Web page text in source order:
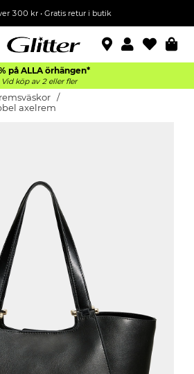
300 kr• Gratis retur i butik
på ALLAörhängen*
Vid köp av 2 eller fler
axelrem